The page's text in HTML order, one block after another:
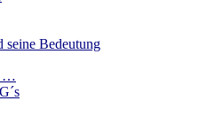
seine Bedeutung
…